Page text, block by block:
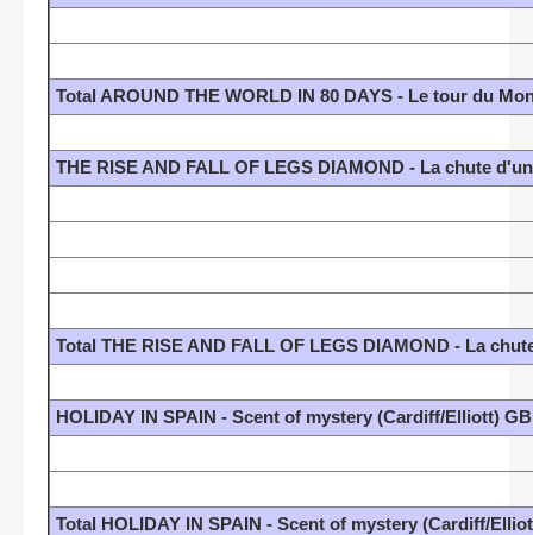
Total AROUND THE WORLD IN 80 DAYS - Le tour du
THE RISE AND FALL OF LEGS DIAMOND - La chute
Total THE RISE AND FALL OF LEGS DIAMOND - La
HOLIDAY IN SPAIN - Scent of mystery (Cardiff/Elliott) GB
Total HOLIDAY IN SPAIN - Scent of mystery (Cardiff/